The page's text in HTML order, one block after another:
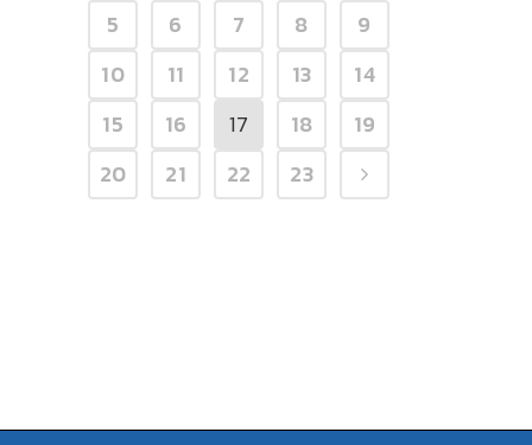
5
6 7 8
9
10
11 12 13
14
15
16 17 18
19
20
21 22 23